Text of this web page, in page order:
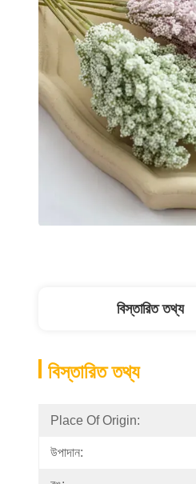
বিস্তারিত তথ্য
বিস্তারিত তথ্য
Place Of Origin:
উপাদান: